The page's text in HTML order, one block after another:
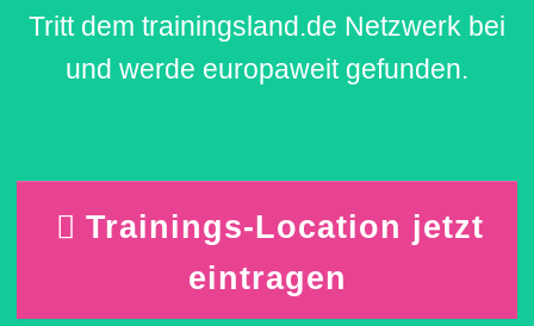
Tritt dem trainingsland.de Netzwerk bei
und werde europaweit gefunden.
Trainings-Location jetzt
eintragen